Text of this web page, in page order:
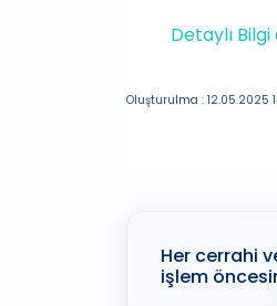
Detaylı
Oluşturulma : 12.05.2025
Her cerrahi
işlem